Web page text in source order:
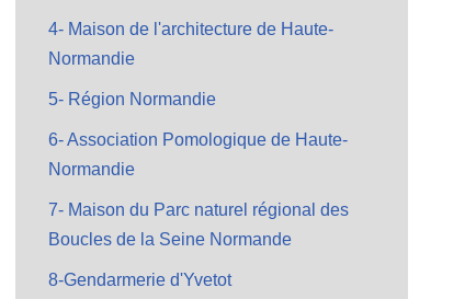
4- Maison de l'architecture de Haute-
Normandie
5- Région Normandie
6- Association Pomologique de Haute-
Normandie
7- Maison du Parc naturel régional des
Boucles de la Seine Normande
8-Gendarmerie d'Yvetot